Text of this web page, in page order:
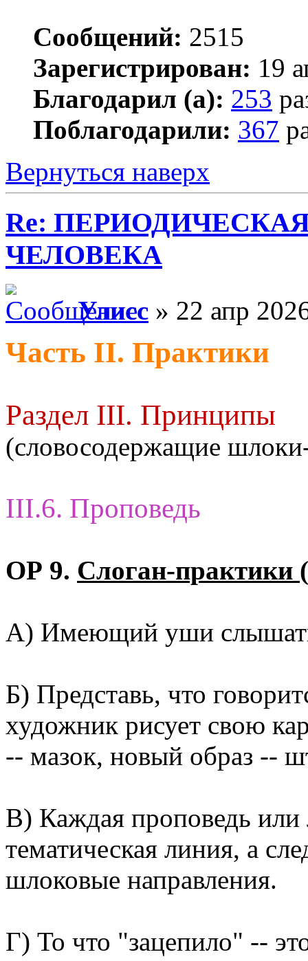
Сообщений: 2515
Зарегистрирован: 19
Благодарил (а): 253
Поблагодарили: 367
Вернуться наверх
Re:
ЧЕЛОВЕКА
Улисс » 22 апр
Часть II. Практики
Раздел III. Принципы
(словосодержащие
III.6. Проповедь
ОР 9. Слоган-практики
А) Имеющий уши
Б) Представь, что
художник рисует свою
-- мазок, новый образ --
В) Каждая проповедь или
тематическая линия, а
шлоковые направления.
Г) То что "зацепило" --